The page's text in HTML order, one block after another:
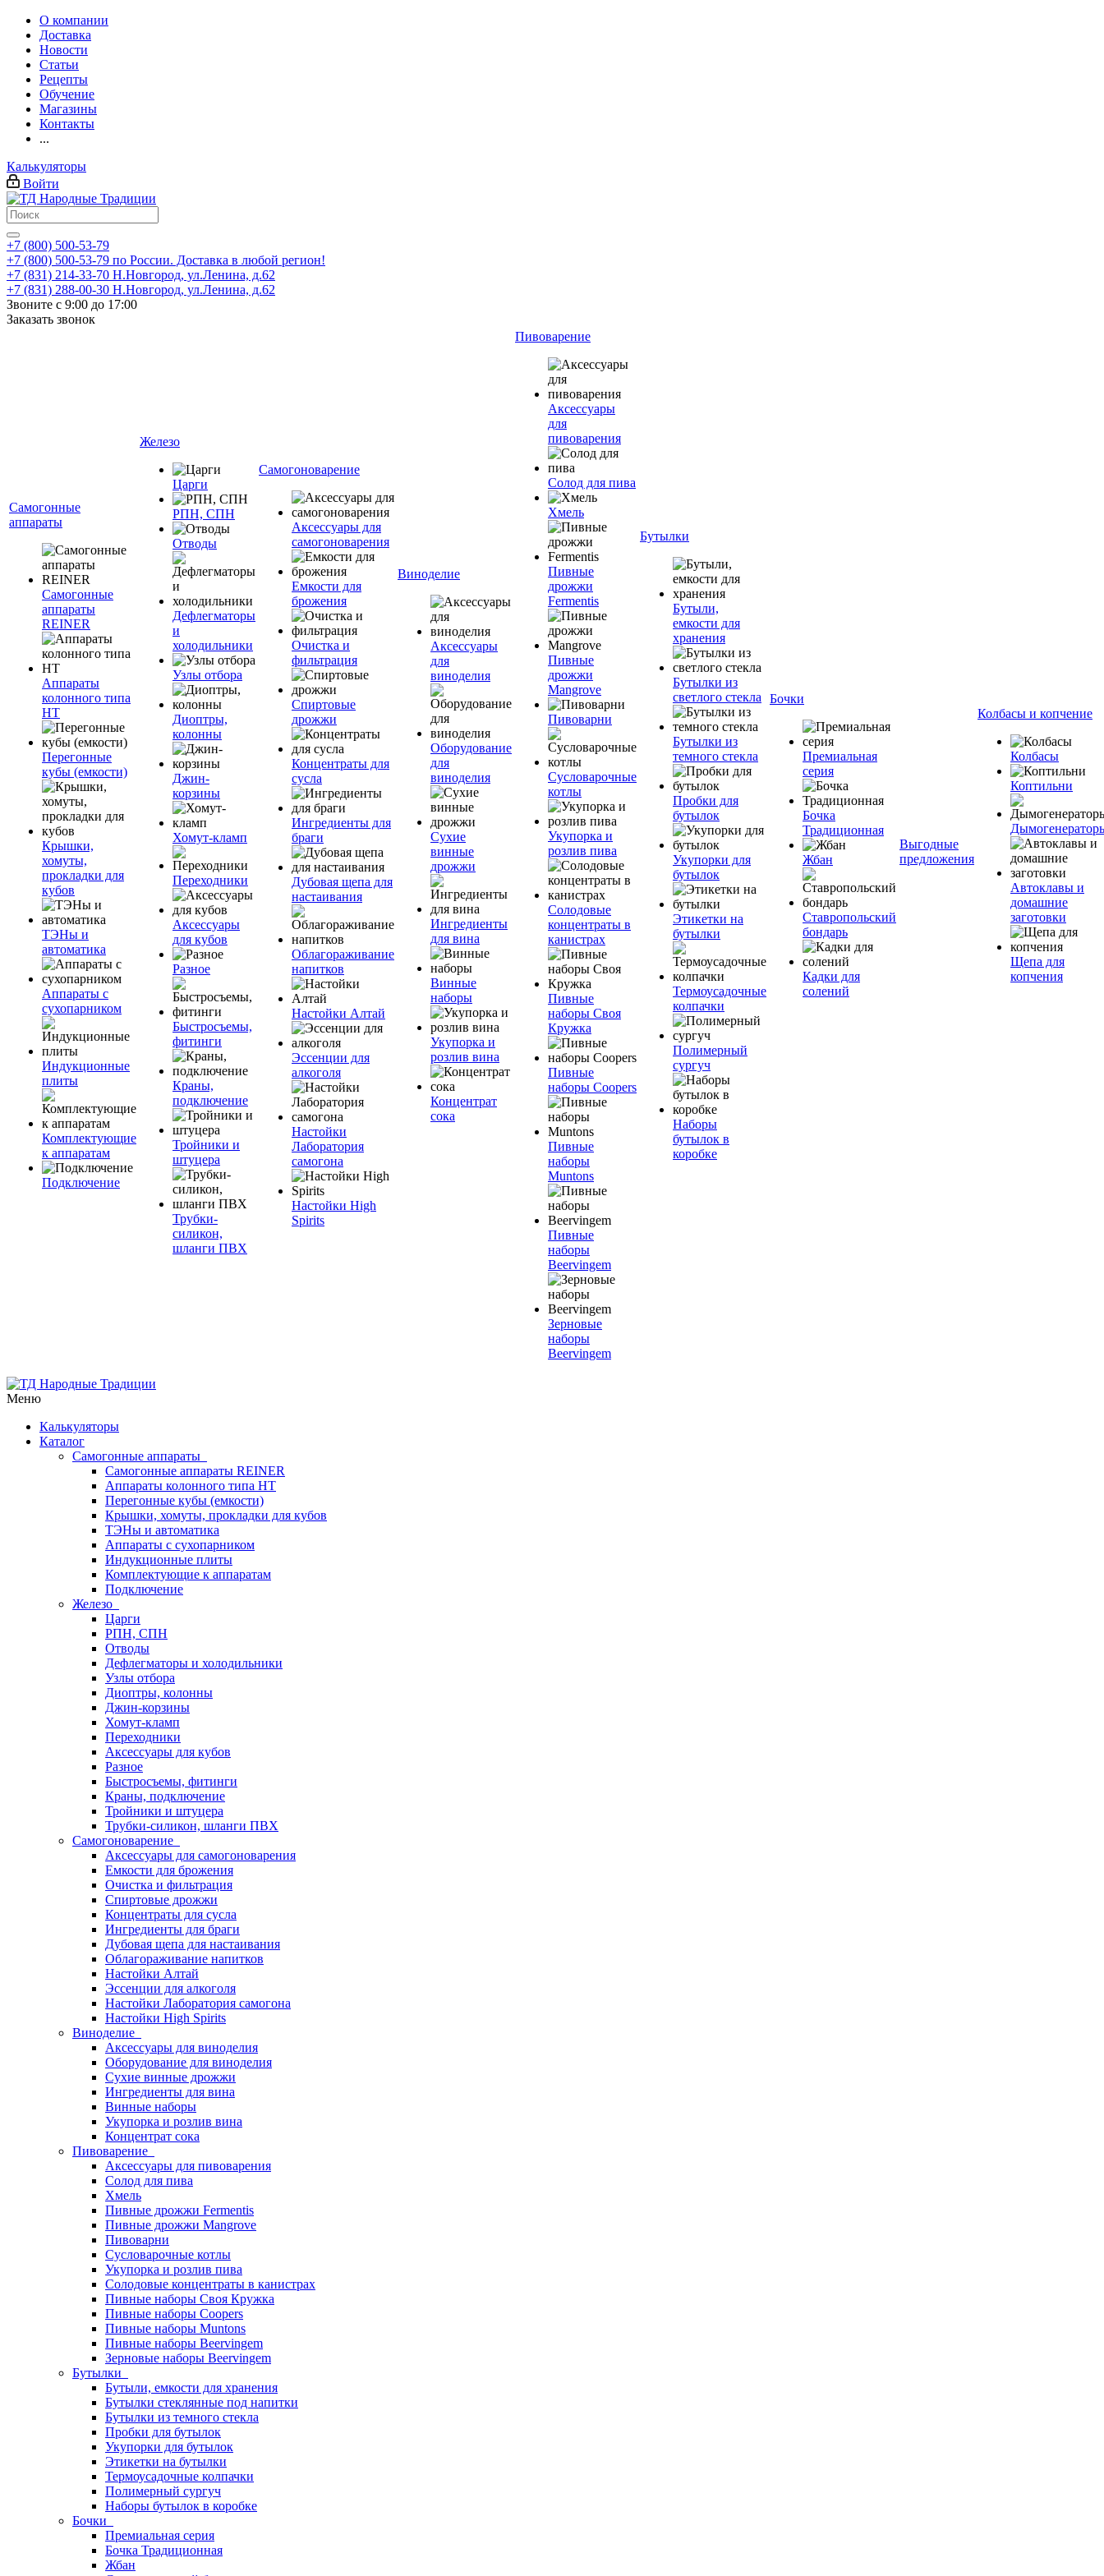
О компании
Доставка
Новости
Статьи
Рецепты
Обучение
Магазины
Контакты
...
Калькуляторы
Войти
+7 (800) 500-53-79
+7 (800) 500-53-79 по России. Доставка в любой регион!
+7 (831) 214-33-70 Н.Новгород, ул.Ленина, д.62
+7 (831) 288-00-30 Н.Новгород, ул.Ленина, д.62
Звоните с 9:00 до 17:00
Заказать звонок
Самогонные
аппараты
Самогонные
аппараты
REINER
Аппараты
колонного типа
НТ
Перегонные
кубы (емкости)
Крышки,
хомуты,
прокладки для
кубов
ТЭНы и
автоматика
Аппараты с
сухопарником
Индукционные
плиты
Комплектующие
к аппаратам
Подключение
Железо
Царги
РПН, СПН
Отводы
Дефлегматоры
и
холодильники
Узлы отбора
Диоптры,
колонны
Джин-
корзины
Хомут-кламп
Переходники
Аксессуары
для кубов
Разное
Быстросъемы,
фитинги
Краны,
подключение
Тройники и
штуцера
Трубки-
силикон,
шланги ПВХ
Самогоноварение
Аксессуары для
самогоноварения
Емкости для
брожения
Очистка и
фильтрация
Спиртовые
дрожжи
Концентраты для
сусла
Ингредиенты для
браги
Дубовая щепа для
настаивания
Облагораживание
напитков
Настойки Алтай
Эссенции для
алкоголя
Настойки
Лаборатория
самогона
Настойки High
Spirits
Виноделие
Аксессуары
для
виноделия
Оборудование
для
виноделия
Сухие
винные
дрожжи
Ингредиенты
для вина
Винные
наборы
Укупорка и
розлив вина
Концентрат
сока
Пивоварение
Аксессуары
для
пивоварения
Солод для пива
Хмель
Пивные
дрожжи
Fermentis
Пивные
дрожжи
Mangrove
Пивоварни
Сусловарочные
котлы
Укупорка и
розлив пива
Солодовые
концентраты в
канистрах
Пивные
наборы Своя
Кружка
Пивные
наборы Coopers
Пивные
наборы
Muntons
Пивные
наборы
Beervingem
Зерновые
наборы
Beervingem
Бутылки
Бутыли,
емкости для
хранения
Бутылки из
светлого стекла
Бутылки из
темного стекла
Пробки для
бутылок
Укупорки для
бутылок
Этикетки на
бутылки
Термоусадочные
колпачки
Полимерный
сургуч
Наборы
бутылок в
коробке
Бочки
Премиальная
серия
Бочка
Традиционная
Жбан
Ставропольский
бондарь
Кадки для
солений
Выгодные
предложения
Колбасы и копчение
Колбасы
Коптильни
Автоклавы и
домашние
заготовки
Щепа для
копчения
Меню
Калькуляторы
Каталог
Самогонные аппараты
Самогонные аппараты REINER
Аппараты колонного типа НТ
Перегонные кубы (емкости)
Крышки, хомуты, прокладки для кубов
ТЭНы и автоматика
Аппараты с сухопарником
Индукционные плиты
Комплектующие к аппаратам
Подключение
Железо
Царги
РПН, СПН
Отводы
Дефлегматоры и холодильники
Узлы отбора
Диоптры, колонны
Джин-корзины
Хомут-кламп
Переходники
Аксессуары для кубов
Разное
Быстросъемы, фитинги
Краны, подключение
Тройники и штуцера
Трубки-силикон, шланги ПВХ
Самогоноварение
Аксессуары для самогоноварения
Емкости для брожения
Очистка и фильтрация
Спиртовые дрожжи
Концентраты для сусла
Ингредиенты для браги
Дубовая щепа для настаивания
Облагораживание напитков
Настойки Алтай
Эссенции для алкоголя
Настойки Лаборатория самогона
Настойки High Spirits
Виноделие
Аксессуары для виноделия
Оборудование для виноделия
Сухие винные дрожжи
Ингредиенты для вина
Винные наборы
Укупорка и розлив вина
Концентрат сока
Пивоварение
Аксессуары для пивоварения
Солод для пива
Хмель
Пивные дрожжи Fermentis
Пивные дрожжи Mangrove
Пивоварни
Сусловарочные котлы
Укупорка и розлив пива
Солодовые концентраты в канистрах
Пивные наборы Своя Кружка
Пивные наборы Coopers
Пивные наборы Muntons
Пивные наборы Beervingem
Зерновые наборы Beervingem
Бутылки
Бутыли, емкости для хранения
Бутылки стеклянные под напитки
Бутылки из темного стекла
Пробки для бутылок
Укупорки для бутылок
Этикетки на бутылки
Термоусадочные колпачки
Полимерный сургуч
Наборы бутылок в коробке
Бочки
Премиальная серия
Бочка Традиционная
Жбан